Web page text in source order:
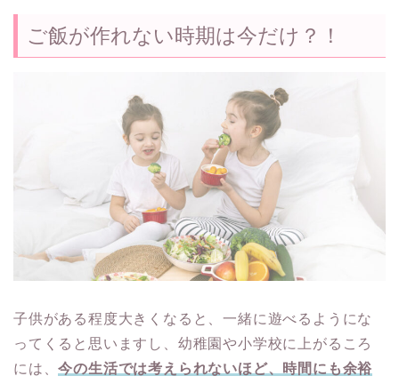
ご飯が作れない時期は今だけ？！
子供がある程度大きくなると、一緒に遊べるようにな
ってくると思いますし、幼稚園や小学校に上がるころ
には、今の生活では考えられないほど、時間にも余裕